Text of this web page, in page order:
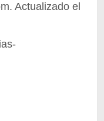
Actualizado el